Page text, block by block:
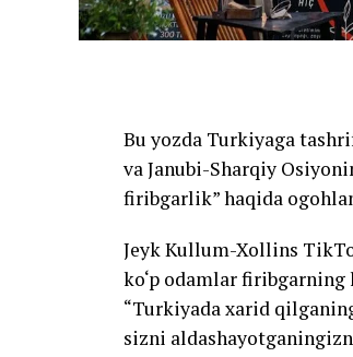
Bu yozda Turkiyaga
va Janubi-Sharqiy
firibgarlik” haqida
Jeyk Kullum-Xollins
ko‘p odamlar
“Turkiyada xarid
sizni